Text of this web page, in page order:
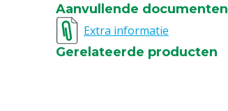
Aanvullende documenten
Extra informatie
Gerelateerde producten